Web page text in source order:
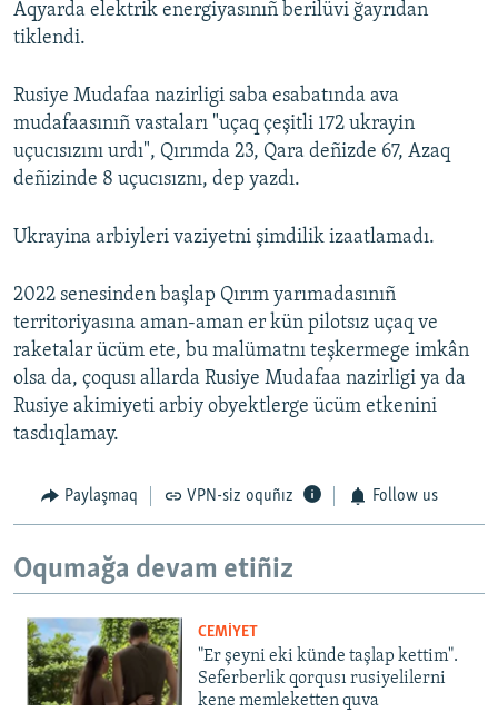
Aqyarda elektrik energiyasınıñ berilüvi ğayrıdan
tiklendi.
Rusiye Mudafaa nazirligi saba esabatında ava
mudafaasınıñ vastaları "uçaq çeşitli 172 ukrayin
uçucısızını urdı", Qırımda 23, Qara deñizde 67, Azaq
deñizinde 8 uçucısıznı, dep yazdı.
Ukrayina arbiyleri vaziyetni şimdilik izaatlamadı.
2022 senesinden başlap Qırım yarımadasınıñ
territoriyasına aman-aman er kün pilotsız uçaq ve
raketalar ücüm ete, bu malümatnı teşkermege imkân
olsa da, çoqusı allarda Rusiye Mudafaa nazirligi ya da
Rusiye akimiyeti arbiy obyektlerge ücüm etkenini
tasdıqlamay.
Paylaşmaq VPN-siz oquñız Follow us
Oqumağa devam etiñiz
CEMİYET
"Er şeyni eki künde taşlap kettim".
Seferberlik qorqusı rusiyelilerni
kene memleketten quva